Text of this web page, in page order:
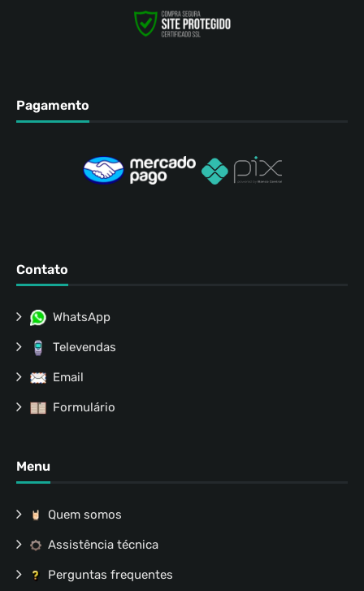
Pagamento
Contato
WhatsApp
Televendas
Email
Formulário
Menu
Quem somos
Assistência técnica
Perguntas frequentes